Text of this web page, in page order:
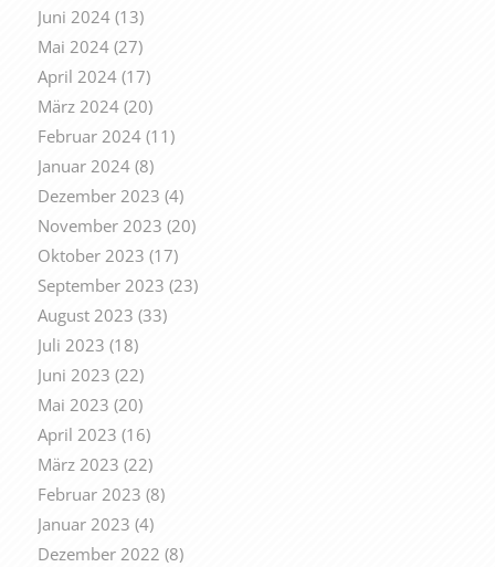
Juni 2024(13)
Mai 2024(27)
April 2024(17)
März 2024(20)
Februar 2024(11)
Januar 2024(8)
Dezember 2023 (4)
November 2023 (20)
Oktober 2023 (17)
September 2023 (23)
August 2023 (33)
Juli 2023 (18)
Juni 2023 (22)
Mai 2023 (20)
April 2023 (16)
März 2023 (22)
Februar 2023 (8)
Januar 2023 (4)
Dezember 2022 (8)